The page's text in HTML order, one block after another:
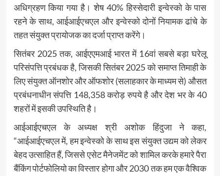
अधिग्रहण किया गया है। शेष 40% हिस्सेदारी इन्वेस्को के पास
रहने के साथ, आईआईएचएल और इन्वेस्को दोनों नियामक ढांचे के
तहत संयुक्त प्रायोजक का दर्जा प्राप्त करेंगे।
सितंबर 2025 तक, आईएएमआई भारत में 16वां सबसे बड़ा घरेलू
परिसंपत्ति प्रबंधक है, जिसकी सितंबर 2025 को समाप्त तिमाही के
लिए संयुक्त ऑनशोर और ऑफशोर (सलाहकार के माध्यम से) औसत
प्रबंधनाधीन संपत्ति 148,358 करोड़ रुपये है और देश भर के 40
शहरों में इसकी उपस्थिति है।
आईआईएचएल के अध्यक्ष श्री अशोक हिंदुजा ने कहा,
“आईआईएचएल में, हम इन्वेस्को के साथ इस संयुक्त उद्यम को लेकर
बेहद उत्साहित हैं, जिससे एसेट मैनेजमेंट को शामिल करके हमारे पैरा
बैंकिंग पोर्टफोलियो का विस्तार होगा और 2030 तक हम एक वैश्विक